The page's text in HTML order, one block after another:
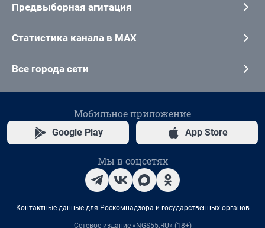
Предвыборная агитация
Статистика канала в MAX
Все города сети
Мобильное приложение
Google Play App Store
Мы в соцсетях
Контактные данные для Роскомнадзора и государственных органов
Сетевое издание «NGS55.RU» (18+)